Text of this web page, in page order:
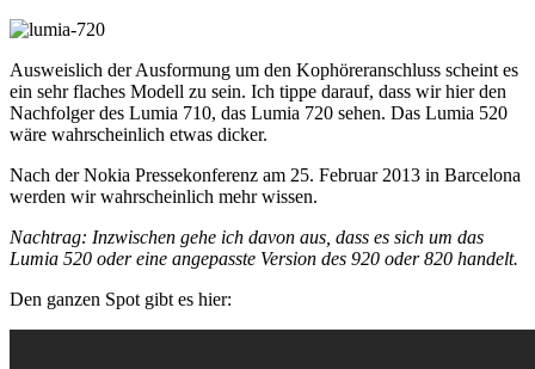
Ausweislich der Ausformung um den Kophöreranschluss scheint es
ein sehr flaches Modell zu sein. Ich tippe darauf, dass wir hier den
Nachfolger des Lumia 710, das Lumia 720 sehen. Das Lumia 520
wäre wahrscheinlich etwas dicker.
Nach der Nokia Pressekonferenz am 25. Februar 2013 in Barcelona
werden wir wahrscheinlich mehr wissen.
Nachtrag: Inzwischen gehe ich davon aus, dass es sich um das
Lumia 520 oder eine angepasste Version des 920 oder 820 handelt.
Den ganzen Spot gibt es hier: